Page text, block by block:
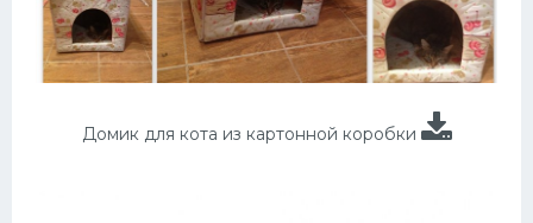
Домик для кота из картонной коробки